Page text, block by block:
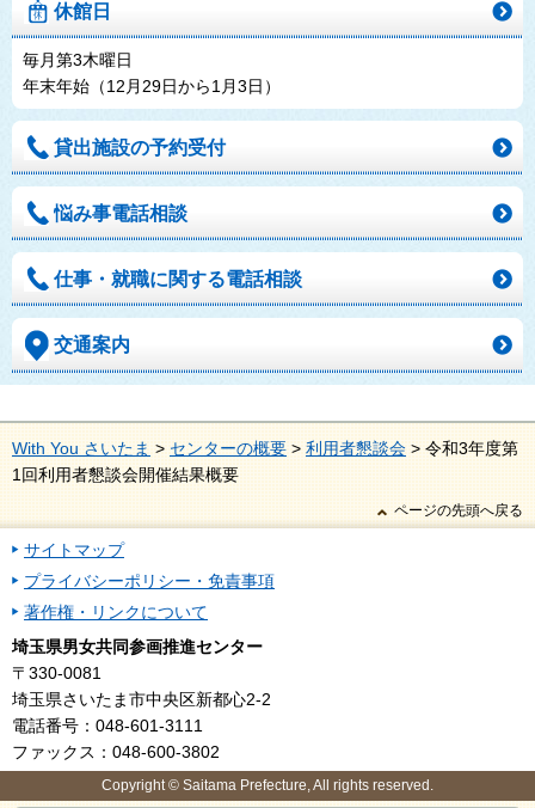
休館日
毎月第3木曜日
年末年始（12月29日から1月3日）
貸出施設の予約受付
悩み事電話相談
仕事・就職に関する電話相談
交通案内
With You さいたま > センターの概要 > 利用者懇談会 > 令和3年度第
1回利用者懇談会開催結果概要
ページの先頭へ戻る
サイトマップ
プライバシーポリシー・免責事項
著作権・リンクについて
埼玉県男女共同参画推進センター
〒330-0081
埼玉県さいたま市中央区新都心2-2
電話番号：048-601-3111
ファックス：048-600-3802
Copyright © Saitama Prefecture, All rights reserved.